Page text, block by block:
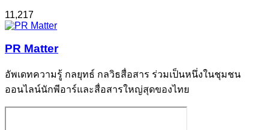
11,217
PR Matter
อัพเดทความรู้ กลยุทธ์ กลวิธสื่อสาร ร่วมเป็นหนึ่งในชุมชน
ออนไลน์นักพีอาร์และสื่อสารใหญ่สุดของไทย